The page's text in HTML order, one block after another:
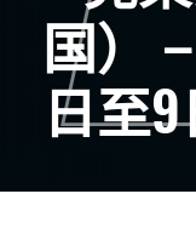
国）
日至